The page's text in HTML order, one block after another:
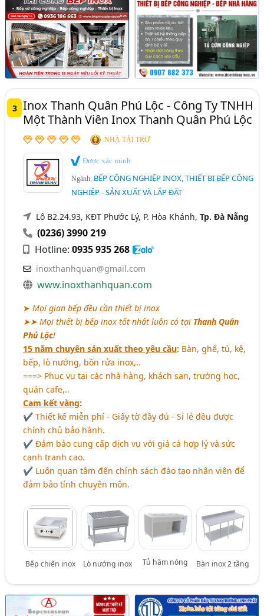
3 Inox Thanh Quân Phú Lộc - Công Ty TNHH
Một Thành Viên Inox Thanh Quân Phú Lộc
NHÀ TÀI TRỢ
Được xác minh
Ngành: BẾP CÔNG NGHIỆP INOX, THIẾT BỊ BẾP CÔNG
NGHIỆP - SẢN XUẤT VÀ LẮP ĐẶT
Lô B2.24.93, KĐT Phước Lý, P. Hòa Khánh,Tp. Đà Nẵng
(0236) 3990 219
Hotline:0935 935 268
inoxthanhquan@gmail.com
www.inoxthanhquan.com
➤Mọi gian bếp đều cần thiết bị inox
➤➤ Mọi thiết bị bếp inox tốt nhất luôn có tại Thanh Quân
Phú Lộc!
15 năm chuyên sản xuất theo yêu cầu: Bàn, ghế, tủ, kệ,
bếp, lò nướng, bồn rửa inox,..
===> Phục vụ tại các nhà hàng, khách sạn, trường học,
quán cafe,..
Cam kết vàng:
✔ Thiết kế miễn phí - Giấy tờ đầy đủ - Sỉ lẻ đều được
chính chủ bảo hành.
✔ Đảm bảo cung cấp dịch vụ với giá cả hợp lý và sức
cạnh tranh cao.
✔ Luôn quan tâm đến chính sách đào tạo nhân viên để
đảm bảo tính chuyên môn.
Bếp chiên inox Lò nướng inox Tủ hâm nóng Bàn inox 2 tầng